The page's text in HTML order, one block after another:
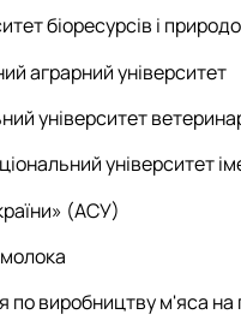
біоресурсів і
аграрний університет
університет
університет
(АСУ)
по виробництву м'яса